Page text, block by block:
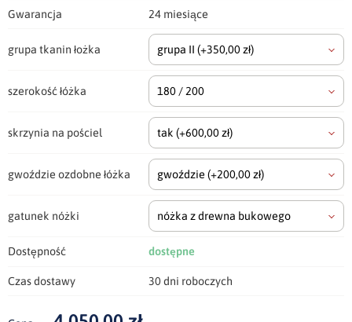
Gwarancja 24 miesiące
grupa tkanin łożka grupa II (+350,00 zł)
szerokość łóżka 180 / 200
skrzynia na pościel tak (+600,00 zł)
gwoździe ozdobne łóżka gwoździe (+200,00 zł)
gatunek nóżki nóżka z drewna bukowego
Dostępność dostępne
Czas dostawy 30 dni roboczych